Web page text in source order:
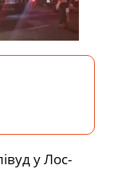
у Лос-